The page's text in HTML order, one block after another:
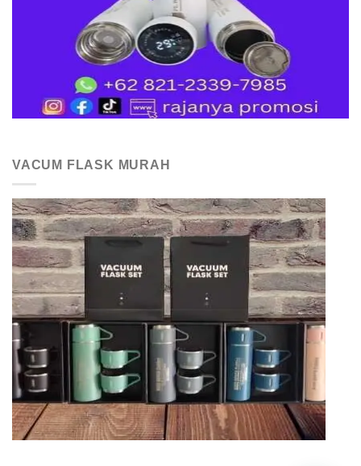
VACUM FLASK MURAH